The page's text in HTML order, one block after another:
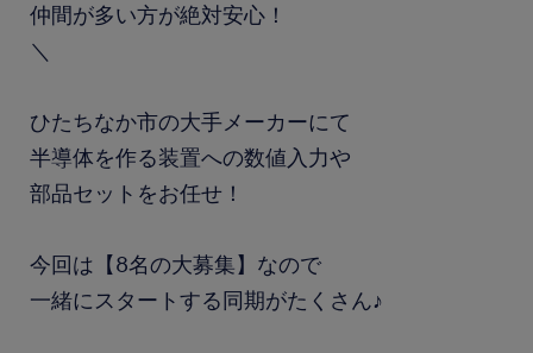
仲間が多い方が絶対安心！
＼
ひたちなか市の大手メーカーにて
半導体を作る装置への数値入力や
部品セットをお任せ！
今回は【8名の大募集】なので
一緒にスタートする同期がたくさん♪